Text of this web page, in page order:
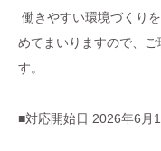
働きやすい環境づくり
めてまいりますので、
す。
■対応開始日 2026年6月